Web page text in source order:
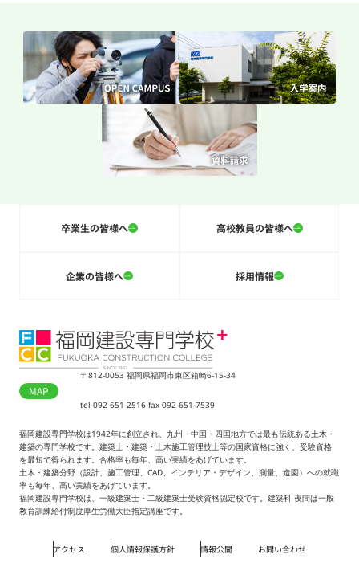
卒業生の皆様へ 高校教員の皆様へ
企業の皆様へ 採用情報
〒812-0053 福岡県福岡市東区箱崎6-15-34
MAP
tel 092-651-2516 fax 092-651-7539
福岡建設専門学校は1942年に創立され、九州・中国・四国地方では最も伝統ある土木・
建築の専門学校です。建築士・建築・土木施工管理技士等の国家資格に強く、受験資格
を最短で得られます。合格率も毎年、高い実績をあげています。
土木・建築分野（設計、施工管理、CAD、インテリア・デザイン、測量、造園）への就職
率も毎年、高い実績をあげています。
福岡建設専門学校は、一級建築士・二級建築士受験資格認定校です。建築科 夜間は一般
教育訓練給付制度厚生労働大臣指定講座です。
アクセス 個人情報保護方針 情報公開 お問い合わせ